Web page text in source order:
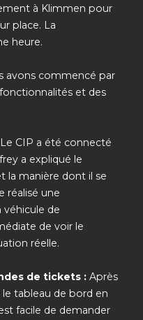
à Klimmen pour
place. La
heure.
avons commencé par
et des
Le CIP a été connecté
a expliqué le
la manière dont il se
réalisé une
de
de voir le
réelle.
de tickets : Après
le tableau de bord en
facile de demander